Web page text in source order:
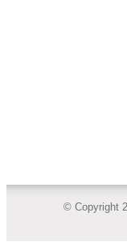
© Copyright